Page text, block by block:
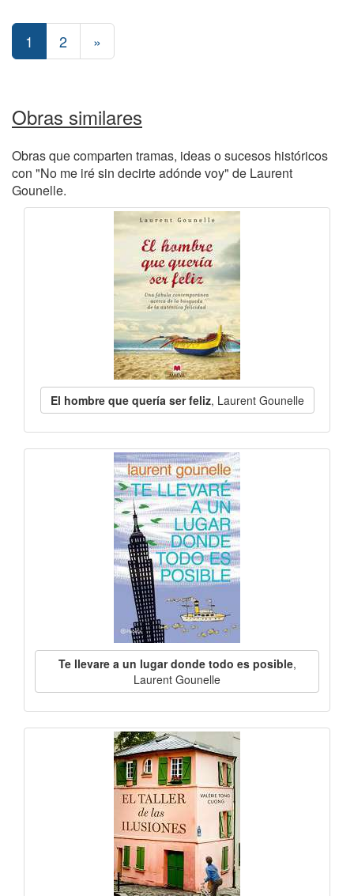
1 2 »
Obras similares
Obras que comparten tramas, ideas o sucesos históricos
con "No me iré sin decirte adónde voy" de Laurent
Gounelle.
El hombre que quería ser feliz, Laurent Gounelle
Te llevare a un lugar donde todo es posible,
Laurent Gounelle